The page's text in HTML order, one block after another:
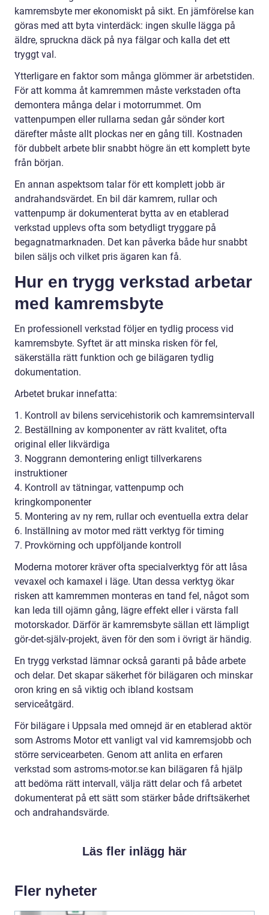
kamremsbyte mer ekonomiskt på sikt. En jämförelse kan
göras med att byta vinterdäck: ingen skulle lägga på
äldre, spruckna däck på nya fälgar och kalla det ett
tryggt val.
Ytterligare en faktor som många glömmer är arbetstiden.
För att komma åt kamremmen måste verkstaden ofta
demontera många delar i motorrummet. Om
vattenpumpen eller rullarna sedan går sönder kort
därefter måste allt plockas ner en gång till. Kostnaden
för dubbelt arbete blir snabbt högre än ett komplett byte
från början.
En annan aspektsom talar för ett komplett jobb är
andrahandsvärdet. En bil där kamrem, rullar och
vattenpump är dokumenterat bytta av en etablerad
verkstad upplevs ofta som betydligt tryggare på
begagnatmarknaden. Det kan påverka både hur snabbt
bilen säljs och vilket pris ägaren kan få.
Hur en trygg verkstad arbetar
med kamremsbyte
En professionell verkstad följer en tydlig process vid
kamremsbyte. Syftet är att minska risken för fel,
säkerställa rätt funktion och ge bilägaren tydlig
dokumentation.
Arbetet brukar innefatta:
1. Kontroll av bilens servicehistorik och kamremsintervall
2. Beställning av komponenter av rätt kvalitet, ofta
original eller likvärdiga
3. Noggrann demontering enligt tillverkarens
instruktioner
4. Kontroll av tätningar, vattenpump och
kringkomponenter
5. Montering av ny rem, rullar och eventuella extra delar
6. Inställning av motor med rätt verktyg för timing
7. Provkörning och uppföljande kontroll
Moderna motorer kräver ofta specialverktyg för att låsa
vevaxel och kamaxel i läge. Utan dessa verktyg ökar
risken att kamremmen monteras en tand fel, något som
kan leda till ojämn gång, lägre effekt eller i värsta fall
motorskador. Därför är kamremsbyte sällan ett lämpligt
gör-det-själv-projekt, även för den som i övrigt är händig.
En trygg verkstad lämnar också garanti på både arbete
och delar. Det skapar säkerhet för bilägaren och minskar
oron kring en så viktig och ibland kostsam
serviceåtgärd.
För bilägare i Uppsala med omnejd är en etablerad aktör
som Astroms Motor ett vanligt val vid kamremsjobb och
större servicearbeten. Genom att anlita en erfaren
verkstad som astroms-motor.se kan bilägaren få hjälp
att bedöma rätt intervall, välja rätt delar och få arbetet
dokumenterat på ett sätt som stärker både driftsäkerhet
och andrahandsvärde.
Läs fler inlägg här
Fler nyheter